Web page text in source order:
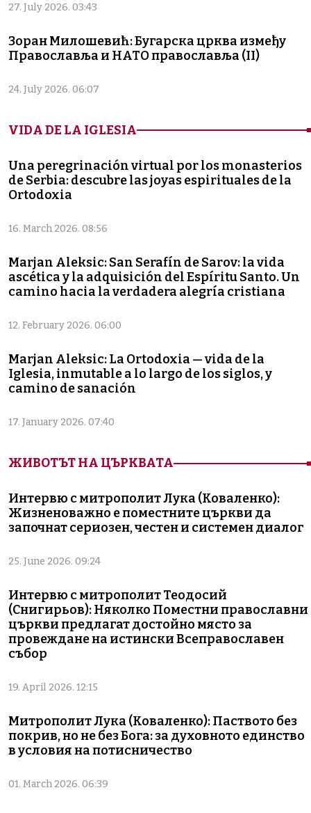
27. July 2026. 03:43
Зоран Милошевић: Бугарска црква између
Православља и НАТО православља (II)
24. July 2026. 06:07
VIDA DE LA IGLESIA
Una peregrinación virtual por los monasterios
de Serbia: descubre las joyas espirituales de la
Ortodoxia
16. March 2026. 08:56
Marjan Aleksic: San Serafín de Sarov: la vida
ascética y la adquisición del Espíritu Santo. Un
camino hacia la verdadera alegría cristiana
12. February 2026. 06:00
Marjan Aleksic: La Ortodoxia — vida de la
Iglesia, inmutable a lo largo de los siglos, y
camino de sanación
17. January 2026. 07:40
ЖИВОТЪТ НА ЦЪРКВАТА
Интервю с митрополит Лука (Коваленко):
Жизненоважно е поместните църкви да
започнат сериозен, честен и системен диалог
25. June 2026. 09:24
Интервю с митрополит Теодосий
(Снигирьов): Няколко Поместни православни
църкви предлагат достойно място за
провеждане на истински Всеправославен
събор
19. April 2026. 12:15
Митрополит Лука (Коваленко): Паството без
покрив, но не без Бога: за духовното единство
в условия на потисничество
01. March 2026. 06:39